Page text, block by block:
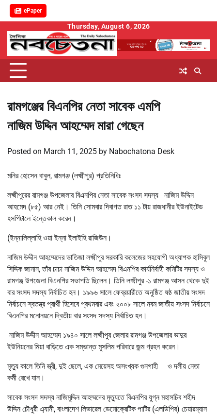
ePaper
content
Thursday, August 6, 2026
রামগঞ্জের বিএনপির নেতা সাবেক এমপি
নাজিম উদ্দিন আহম্মেদ মারা গেছেন
Posted on March 11, 2025 by Nabochatona Desk
মনির হোসেন বাবুল, রামগঞ্জ (লক্ষ্মীপুর) প্রতিনিধিঃ
লক্ষ্মীপুরের রামগঞ্জ উপজেলার বিএনপির নেতা সাবেক সংসদ সদস্য নাজিম উদ্দিন
আহমেদ (৮৫) আর নেই। তিনি সোমবার দিবাগত রাত ১১ টায় রাজধানীর ইউনাইটেড
হসপিটালে ইন্তেকাল করেন।
(ইন্নালিল্লাহি ওয়া ইন্না ইলাইহি রাজিউন।
নাজিম উদ্দীন আহম্মেদের ভাতিজা লক্ষ্মীপুর সরকারি কলেজের সহযোগী অধ্যাপক হাসিবুল
সিদ্দিক জানান, তাঁর চাচা নাজিম উদ্দিন আহম্মেদ বিএনপির কার্যনির্বাহী কমিটির সদস্য ও
রামগঞ্জ উপজেলা বিএনপির সভাপতি ছিলেন। তিনি লক্ষ্মীপুর -১ রামগঞ্জ আসন থেকে দুই
বার সংসদ সদস্য নির্বাচিত হন। ১৯৯৬ সালে ফেব্রয়ারীতে অনুষ্ঠিত ষষ্ঠ জাতীয় সংসদ
নির্বাচনে স্বতন্ত্র প্রার্থী হিসেবে প্রথমবার এবং ২০০৮ সালে নবম জাতীয় সংসদ নির্বাচনে
বিএনপির মনোনয়নে দ্বিতীয় বার সংসদ সদস্য নির্বাচিত হন।
নাজিম উদ্দীন আহম্মেদ ১৯৪০ সালে লক্ষ্মীপুর জেলার রামগঞ্জ উপজেলার ভাদুর
ইউনিয়নের মিয়া বাড়িতে এক সম্ভান্ত মুসলিম পরিবারে জন্ম গ্রহন করেন।
মৃত্যু কালে তিনি স্ত্রী, দুই ছেলে, এক মেয়েসহ অসংখ্যক গুনগাহী ও দলীয় নেতা
কর্মী রেখে যান।
সাবেক সংসদ সদস্য নাজিমুদ্দিন আহম্মদের মৃত্যুতে বিএনপির যুগ্ন মহাসচিব শহীদ
উদ্দিন চৌধুরী এ্যানী, বাংলাদেশ লিভারেল ডেমোক্রেটিক পাটির (এলডিপির) চেয়ারম্যান